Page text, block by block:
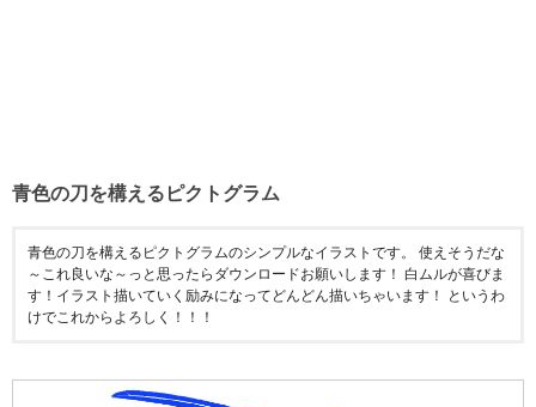
青色の刀を構えるピクトグラム
青色の刀を構えるピクトグラムのシンプルなイラストです。 使えそうだな
～これ良いな～っと思ったらダウンロードお願いします！ 白ムルが喜びま
す！イラスト描いていく励みになってどんどん描いちゃいます！ というわ
けでこれからよろしく！！！